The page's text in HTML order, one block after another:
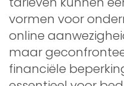
vormen voor
online
maar
financiële